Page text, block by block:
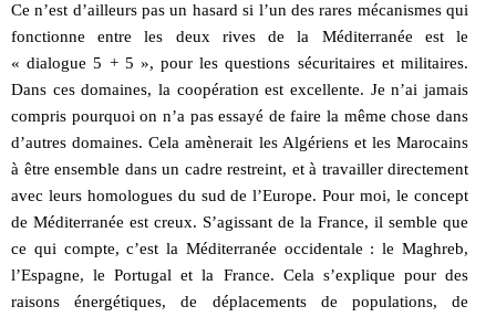
Ce n’est d’ailleurs pas un hasard si l’un des rares mécanismes qui
fonctionne entre les deux rives de la Méditerranée est le
« dialogue 5 + 5 », pour les questions sécuritaires et militaires.
Dans ces domaines, la coopération est excellente. Je n’ai jamais
compris pourquoi on n’a pas essayé de faire la même chose dans
d’autres domaines. Cela amènerait les Algériens et les Marocains
à être ensemble dans un cadre restreint, et à travailler directement
avec leurs homologues du sud de l’Europe. Pour moi, le concept
de Méditerranée est creux. S’agissant de la France, il semble que
ce qui compte, c’est la Méditerranée occidentale : le Maghreb,
l’Espagne, le Portugal et la France. Cela s’explique pour des
raisons énergétiques, de déplacements de populations, de